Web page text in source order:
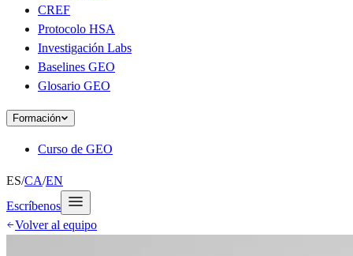
CREF
Protocolo HSA
Investigación Labs
Baselines GEO
Glosario GEO
Formación
Curso de GEO
ES/CA/EN
Escríbenos
Volver al equipo